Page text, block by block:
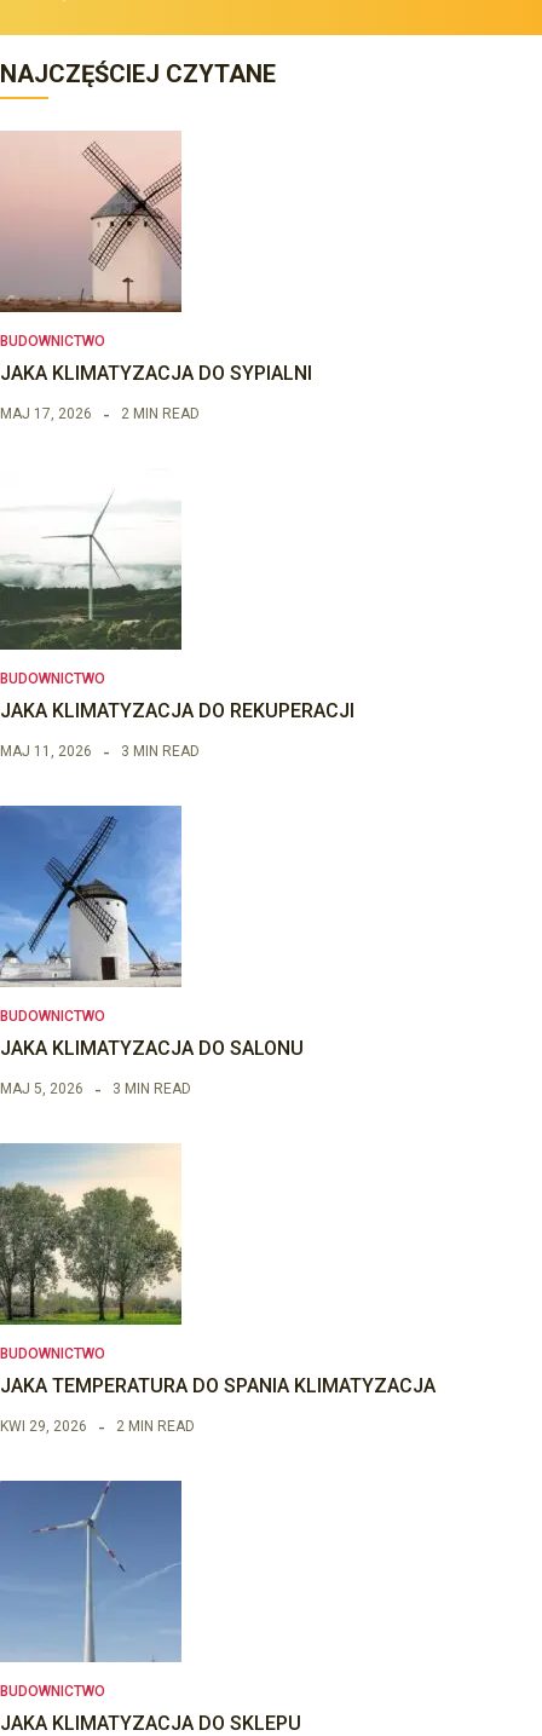
NAJCZĘŚCIEJ CZYTANE
BUDOWNICTWO
JAKA KLIMATYZACJA DO SYPIALNI
MAJ 17, 2026 2 MIN READ
BUDOWNICTWO
JAKA KLIMATYZACJA DO REKUPERACJI
MAJ 11, 2026 3 MIN READ
BUDOWNICTWO
JAKA KLIMATYZACJA DO SALONU
MAJ 5, 2026 3 MIN READ
BUDOWNICTWO
JAKA TEMPERATURA DO SPANIA KLIMATYZACJA
KWI 29, 2026 2 MIN READ
BUDOWNICTWO
JAKA KLIMATYZACJA DO SKLEPU